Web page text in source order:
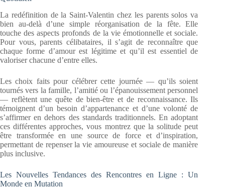
La redéfinition de la Saint-Valentin chez les parents solos va
bien au-delà d’une simple réorganisation de la fête. Elle
touche des aspects profonds de la vie émotionnelle et sociale.
Pour vous, parents célibataires, il s’agit de reconnaître que
chaque forme d’amour est légitime et qu’il est essentiel de
valoriser chacune d’entre elles.
Les choix faits pour célébrer cette journée — qu’ils soient
tournés vers la famille, l’amitié ou l’épanouissement personnel
— reflètent une quête de bien-être et de reconnaissance. Ils
témoignent d’un besoin d’appartenance et d’une volonté de
s’affirmer en dehors des standards traditionnels. En adoptant
ces différentes approches, vous montrez que la solitude peut
être transformée en une source de force et d’inspiration,
permettant de repenser la vie amoureuse et sociale de manière
plus inclusive.
Les Nouvelles Tendances des Rencontres en Ligne : Un
Monde en Mutation